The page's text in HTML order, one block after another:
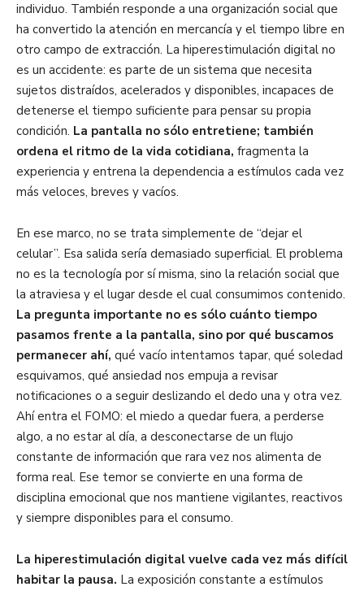
individuo. También responde a una organización social que
ha convertido la atención en mercancía y el tiempo libre en
otro campo de extracción. La hiperestimulación digital no
es un accidente: es parte de un sistema que necesita
sujetos distraídos, acelerados y disponibles, incapaces de
detenerse el tiempo suficiente para pensar su propia
condición. La pantalla no sólo entretiene; también
ordena el ritmo de la vida cotidiana, fragmenta la
experiencia y entrena la dependencia a estímulos cada vez
más veloces, breves y vacíos.
En ese marco, no se trata simplemente de “dejar el
celular”. Esa salida sería demasiado superficial. El problema
no es la tecnología por sí misma, sino la relación social que
la atraviesa y el lugar desde el cual consumimos contenido.
La pregunta importante no es sólo cuánto tiempo
pasamos frente a la pantalla, sino por qué buscamos
permanecer ahí, qué vacío intentamos tapar, qué soledad
esquivamos, qué ansiedad nos empuja a revisar
notificaciones o a seguir deslizando el dedo una y otra vez.
Ahí entra el FOMO: el miedo a quedar fuera, a perderse
algo, a no estar al día, a desconectarse de un flujo
constante de información que rara vez nos alimenta de
forma real. Ese temor se convierte en una forma de
disciplina emocional que nos mantiene vigilantes, reactivos
y siempre disponibles para el consumo.
La hiperestimulación digital vuelve cada vez más difícil
habitar la pausa. La exposición constante a estímulos